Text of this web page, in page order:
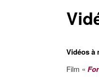
Vidéos à
Film «